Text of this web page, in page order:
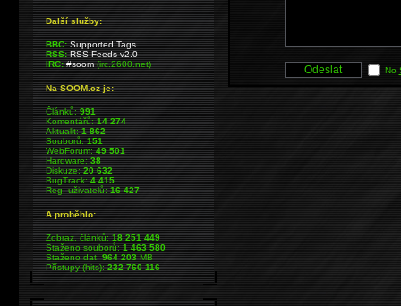
No
Další služby:
BBC: Supported Tags
RSS: RSS Feeds v2.0
IRC: #soom(irc.2600.net)
Na SOOM.cz je:
Článků:991
Komentářů:14 274
Aktualit:1 862
Souborů:151
WebForum:49 501
Hardware:38
Diskuze:20 632
BugTrack:4 415
Reg. uživatelů:16 427
A proběhlo:
Zobraz. článků:18 251 449
Staženo souborů:1 463 580
Staženo dat:964 203MB
Přístupy (hits):232 760 116